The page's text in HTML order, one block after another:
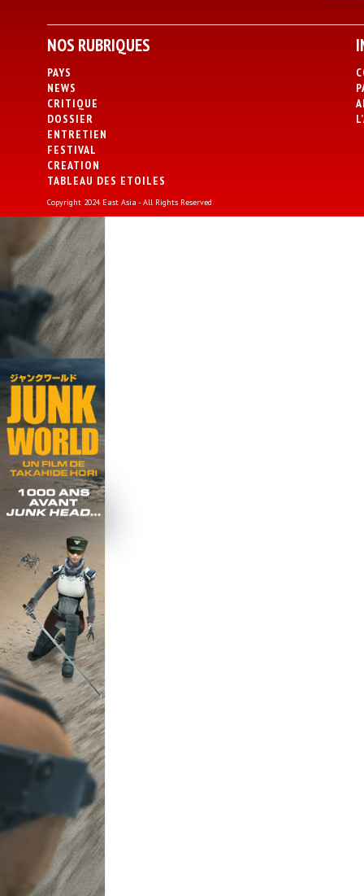
NOS RUBRIQUES
PAYS
NEWS
CRITIQUE
DOSSIER
ENTRETIEN
FESTIVAL
CREATION
TABLEAU DES ETOILES
Copyright 2024 East Asia - All Rights Reserved